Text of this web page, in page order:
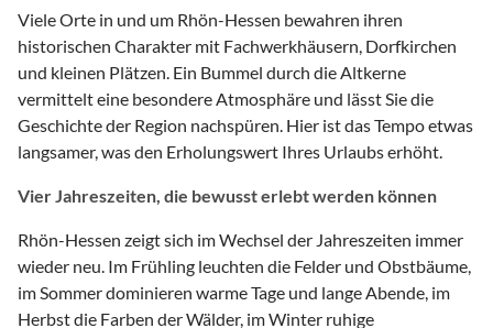
Viele Orte in und um Rhön-Hessen bewahren ihren
historischen Charakter mit Fachwerkhäusern, Dorfkirchen
und kleinen Plätzen. Ein Bummel durch die Altkerne
vermittelt eine besondere Atmosphäre und lässt Sie die
Geschichte der Region nachspüren. Hier ist das Tempo etwas
langsamer, was den Erholungswert Ihres Urlaubs erhöht.
Vier Jahreszeiten, die bewusst erlebt werden können
Rhön-Hessen zeigt sich im Wechsel der Jahreszeiten immer
wieder neu. Im Frühling leuchten die Felder und Obstbäume,
im Sommer dominieren warme Tage und lange Abende, im
Herbst die Farben der Wälder, im Winter ruhige